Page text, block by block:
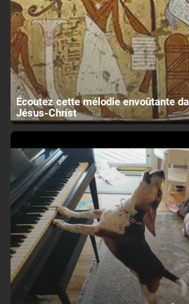
Écoutez cette mélodie envoûtante
Jésus-Christ